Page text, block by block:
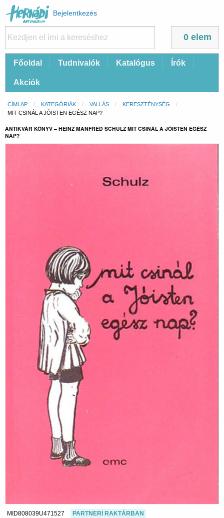
Felhasználói
fiók
menüje
Bejelentkezés
0 elem
FőFőoldal Tudnivalók Katalógus Írók
Akciók
Morzsa
CÍMLAP KATEGÓRIÁK VALLÁS
KERESZTÉNYSÉG
CURRENT:
MIT CSINÁL A JÓISTEN EGÉSZ NAP?
ANTIKVÁR KÖNYV – HEINZ MANFRED SCHULZ MIT CSINÁL A JÓISTEN EGÉSZ
NAP?
MID808039U471527 PARTNERI RAKTÁRBAN